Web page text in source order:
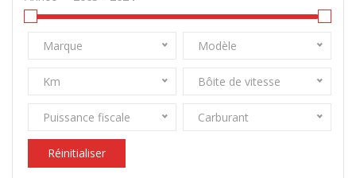
Marque Modèle
Km Bôite de vitesse
Puissance fiscale Carburant
Réinitialiser